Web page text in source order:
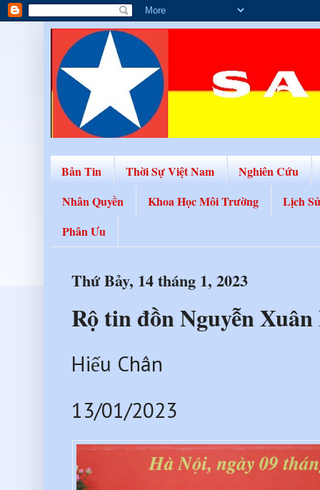
Bản Tin Thời Sự Việt Nam
Nghiên Cứu
Nhân Quyền
Khoa Học Môi Trường
Lịch
Phân Ưu
Thứ Bảy, 14 tháng 1, 2023
Rộ tin đồn Nguyễn
Hiếu Chân
13/01/2023